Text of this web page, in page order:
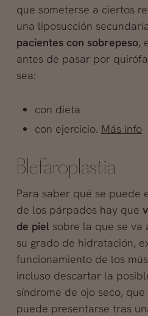
que someterse a ciertos
una liposucción
pacientes con sobrepeso,
antes de pasar por
sea:
con dieta
con ejercicio. Más info
Blefaroplastia
Para saber qué se puede
de los párpados hay que
de pielsobre la que se va
su grado de hidratación,
funcionamiento de los
incluso descartar la
síndrome de ojo seco,
puede presentarse tras